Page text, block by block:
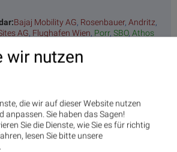
Bajaj Mobility AG, Rosenbauer, Andritz,
AG, Flughafen Wien, Porr, SBO, Athos
Bank Stamm,Kapsch TrafficCom
, Telekom Austria, UBM
Rück
wir nutzen
die wir auf dieser Website nutzen
anpassen. Sie haben das Sagen!
Sie die Dienste, wie Sie es für richtig
lesen Sie bitte unsere
.